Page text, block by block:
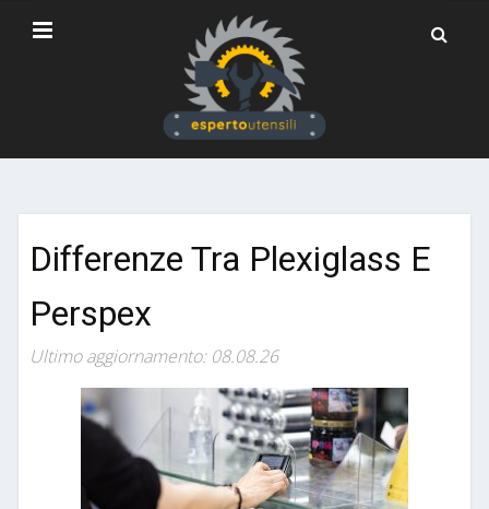
Differenze Tra Plexiglass E
Perspex
Ultimo aggiornamento: 08.08.26